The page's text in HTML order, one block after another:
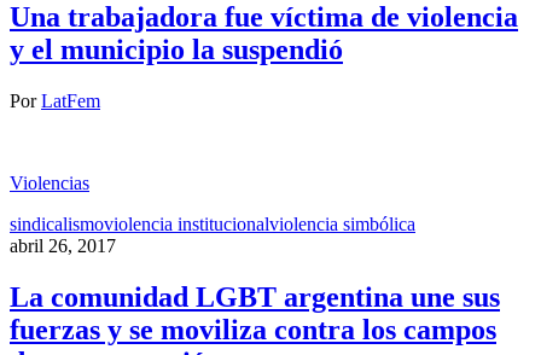
Una trabajadora fue víctima de violencia
y el municipio la suspendió
PorLatFem
Violencias
sindicalismoviolencia institucionalviolencia simbólica
abril 26, 2017
La comunidad LGBT argentina une sus
fuerzas y se moviliza contra los campos